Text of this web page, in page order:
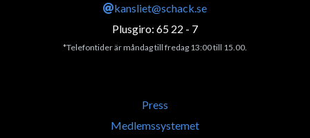
kansliet@schack.se
Plusgiro: 65 22 - 7
*Telefontider är måndag till fredag 13:00 till 15.00.
Press
Medlemssystemet